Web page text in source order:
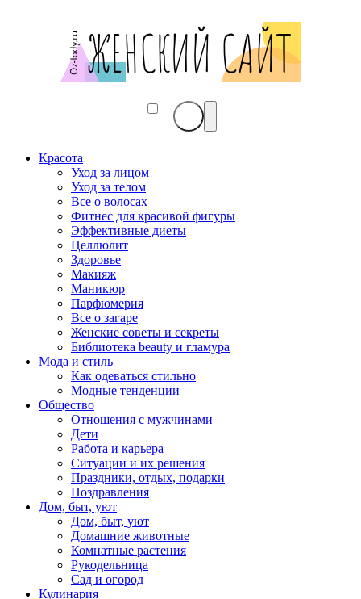
Красота
Уход за лицом
Уход за телом
Все о волосах
Фитнес для красивой фигуры
Эффективные диеты
Целлюлит
Здоровье
Макияж
Маникюр
Парфюмерия
Все о загаре
Женские советы и секреты
Библиотека beauty и гламура
Мода и стиль
Как одеваться стильно
Модные тенденции
Общество
Отношения с мужчинами
Дети
Работа и карьера
Ситуации и их решения
Праздники, отдых, подарки
Поздравления
Дом, быт, уют
Дом, быт, уют
Домашние животные
Комнатные растения
Рукодельница
Сад и огород
Кулинария